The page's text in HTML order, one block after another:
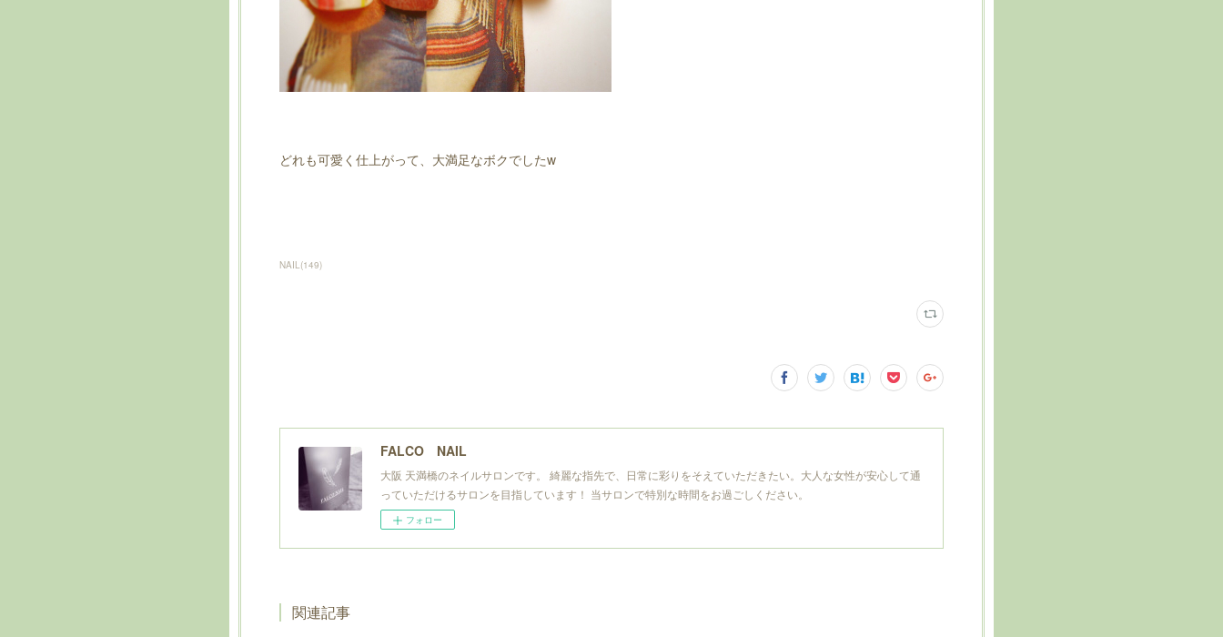
どれも可愛く仕上がって、大満足なボクでしたw
NAIL (149)
FALCO NAIL
大阪 天満橋のネイルサロンです。 綺麗な指先で、日常に彩りをそえていただきたい。大人な女性が安心して通
っていただけるサロンを目指しています！ 当サロンで特別な時間をお過ごしください。
フォロー
関連記事